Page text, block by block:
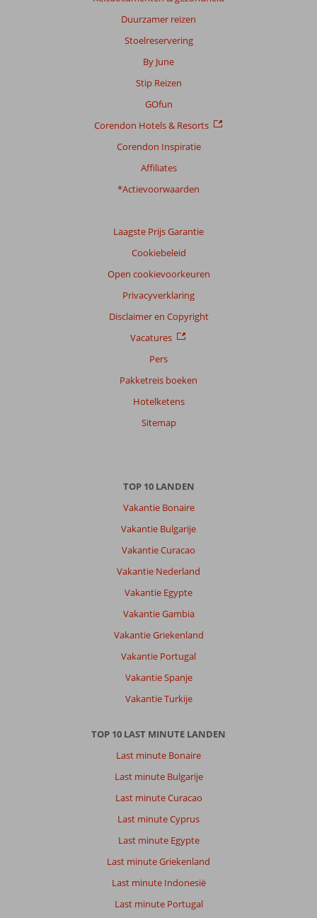
Duurzamer reizen
Stoelreservering
By June
Stip Reizen
GOfun
Corendon Hotels & Resorts
Corendon Inspiratie
Affiliates
*Actievoorwaarden
Laagste Prijs Garantie
Cookiebeleid
Open cookievoorkeuren
Privacyverklaring
Disclaimer en Copyright
Vacatures
Pers
Pakketreis boeken
Hotelketens
Sitemap
TOP 10 LANDEN
Vakantie Bonaire
Vakantie Bulgarije
Vakantie Curacao
Vakantie Nederland
Vakantie Egypte
Vakantie Gambia
Vakantie Griekenland
Vakantie Portugal
Vakantie Spanje
Vakantie Turkije
TOP 10 LAST MINUTE LANDEN
Last minute Bonaire
Last minute Bulgarije
Last minute Curacao
Last minute Cyprus
Last minute Egypte
Last minute Griekenland
Last minute Indonesië
Last minute Portugal